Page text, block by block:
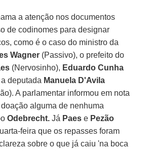
a atenção nos documentos
de codinomes para designar
como é o caso do ministro da
Wagner (Passivo), o prefeito do
(Nervosinho), Eduardo Cunha
deputada Manuela D'Avila
A parlamentar informou em nota
alguma de nenhuma
Odebrecht. Já Paes e Pezão
feira que os repasses foram
sobre o que já caiu 'na boca